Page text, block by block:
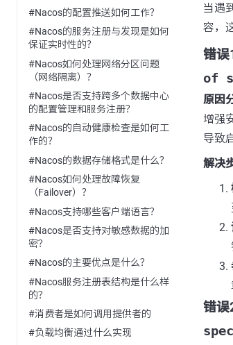
#Nacos的配置推送如何工作？
#Nacos的服务注册与发现是如何
保证实时性的？
#Nacos如何处理网络分区问题
（网络隔离）？
#Nacos是否支持跨多个数据中心
的配置管理和服务注册？
#Nacos的自动健康检查是如何工
作的？
#Nacos的数据存储格式是什么？
#Nacos如何处理故障恢复
（Failover）？
#Nacos支持哪些客户端语言？
#Nacos是否支持对敏感数据的加
密？
#Nacos的主要优点是什么？
#Nacos服务注册表结构是什么样
的？
#消费者是如何调用提供者的
#负载均衡通过什么实现
当遇
容，
错误
of
原因
增强
导致
解决
错误